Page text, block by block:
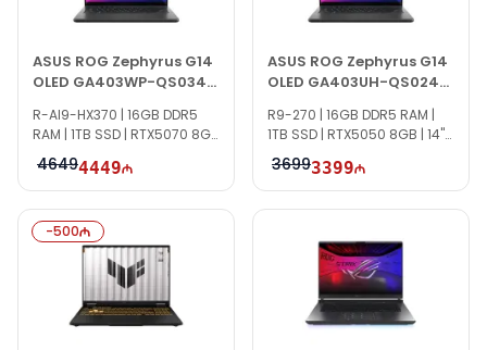
ASUS ROG Zephyrus G14
OLED GA403WP-QS034
90NR0LW1-M00220
R-AI9-HX370 | 16GB DDR5
RAM | 1TB SSD | RTX5070 8GB
| 14" 3K | 120Hz
46494449
ASUS ROG Zephyrus G14
OLED GA403UH-QS024
90NR0M71-M000Z0
R9-270 | 16GB DDR5 RAM |
1TB SSD | RTX5050 8GB | 14"
3K | 120Hz
36993399
-500